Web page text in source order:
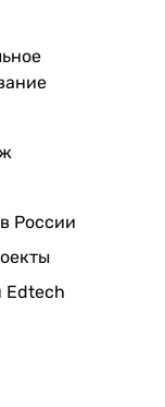
России
Edtech